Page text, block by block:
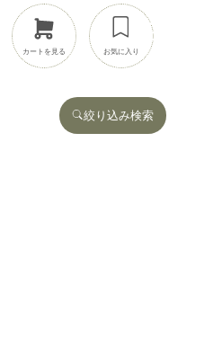
カートを見る お気に入り
絞り込み検索